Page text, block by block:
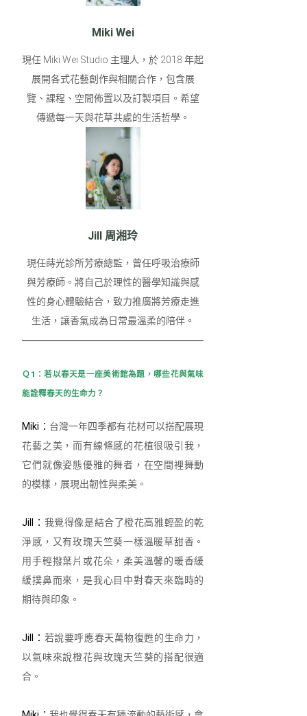
Miki Wei
現任 Miki Wei Studio 主理人，於 2018 年起
展開各式花藝創作與相關合作，包含展
覽、課程、空間佈置以及訂製項⽬。希望
傳遞每⼀天與花草共處的⽣活哲學。
Jill 周湘玲
現任蒔光診所芳療總監，曾任呼吸治療師
與芳療師。將自己於理性的醫學知識與感
性的身心體驗結合，致力推廣將芳療走進
生活，讓香氣成為日常最溫柔的陪伴。
Ｑ1：若以春天是一座美術館為題，哪些花與氣味
能詮釋春天的生命力？
Miki： 台灣一年四季都有花材可以搭配展現
花藝之美，而有線條感的花植很吸引我，
它們就像姿態優雅的舞者，在空間裡舞動
的模樣，展現出韌性與柔美。
Jill： 我覺得像是結合了橙花高雅輕盈的乾
淨感，又有玫瑰天竺葵一樣溫暖草甜香。
用手輕撥葉片或花朵，柔美溫馨的暖香緩
緩撲鼻而來，是我心目中對春天來臨時的
期待與印象。
Jill： 若說要呼應春天萬物復甦的生命力，
以氣味來說橙花與玫瑰天竺葵的搭配很適
合。